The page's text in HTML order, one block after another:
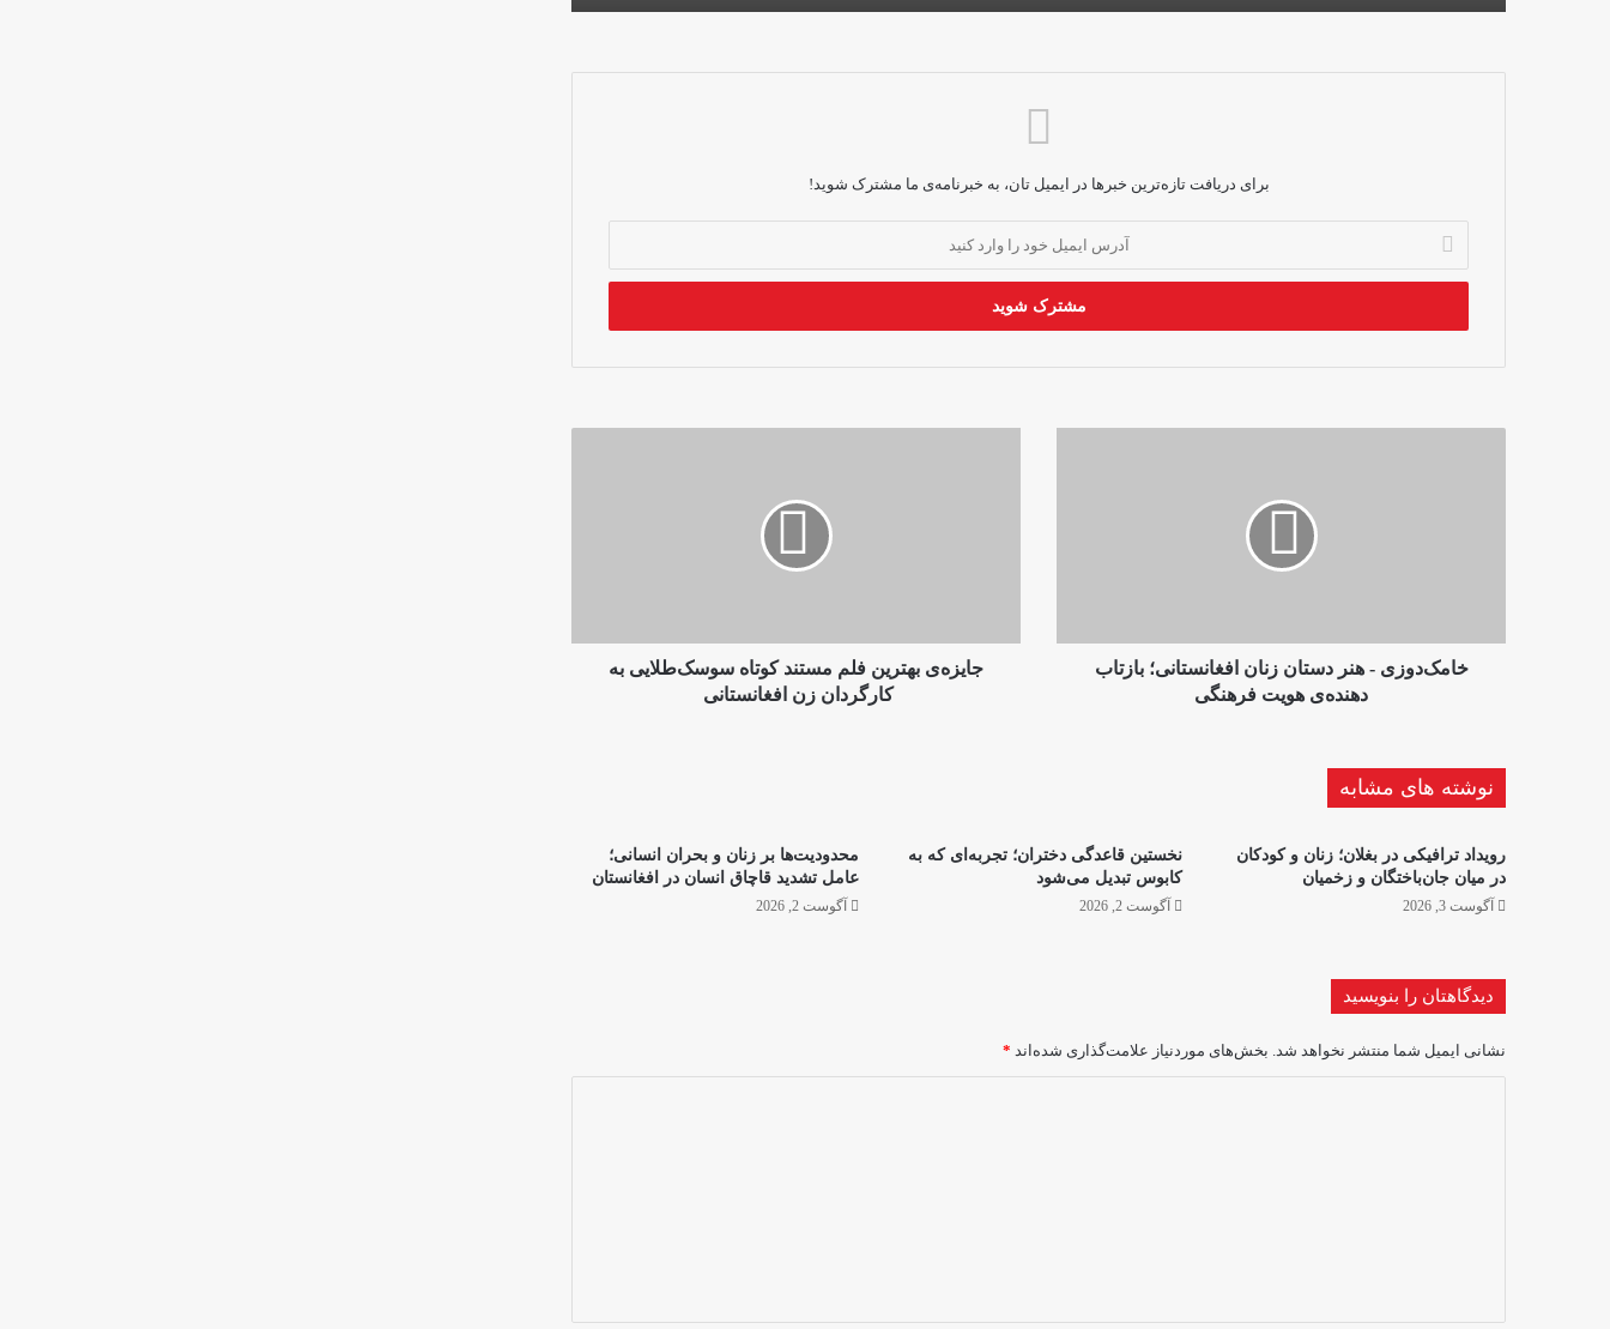
گردهمایی اعتراضی در کابل؛ زنان خواستار
بازداشت، خشونت و محرومیت؛ روایتی از
برای دریافت تازه‌ترین خبرها در ایمیل تان، به خبرنامه‌ی ما مشترک شوید!
ایمیل
خود
وارد
هویت
فرهنگیخامک‌دوزی - هنر دستان زنان افغانستانی؛ بازتاب
دهنده‌ی هویت فرهنگی
زن
افغانستانی
جایزه‌ی بهترین فلم مستند کوتاه سوسک‌طلایی به
کارگردان زن افغانستانی
نوشته های مشابه
رویداد ترافیکی در بغلان؛ زنان و کودکان
در میان جان‌باختگان و زخمیان
آگوست 3, 2026
نخستین قاعدگی دختران؛ تجربه‌‌ای که به
کابوس تبدیل می‌شود
آگوست 2, 2026
محدودیت‌ها بر زنان و بحران انسانی؛
عامل تشدید قاچاق انسان در افغانستان
آگوست 2, 2026
دیدگاهتان را بنویسید
نشانی ایمیل شما منتشر نخواهد شد. بخش‌های موردنیاز علامت‌گذاری شده‌اند *